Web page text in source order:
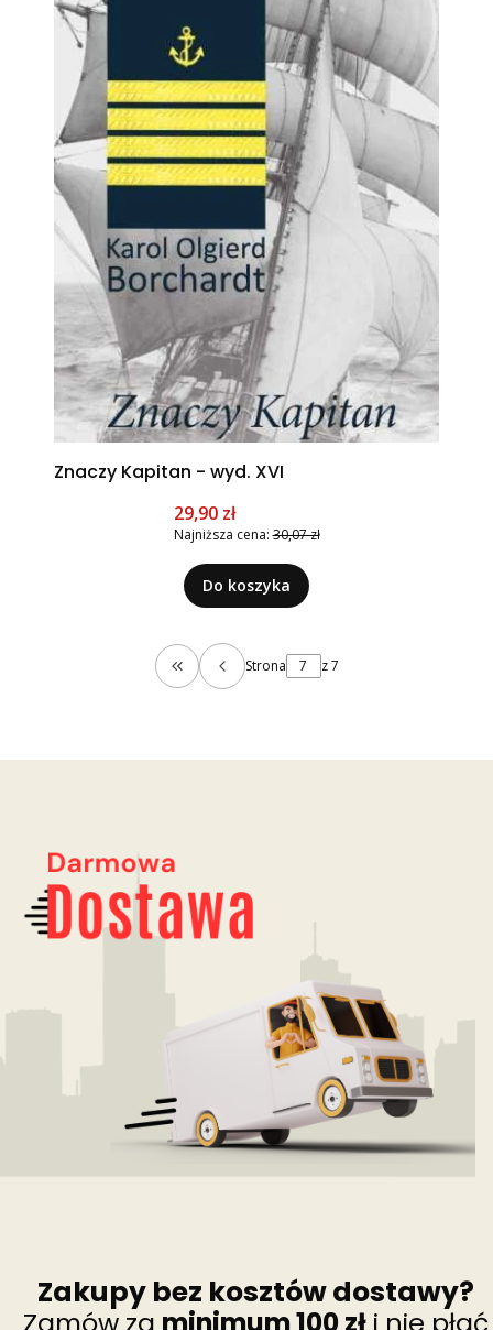
Znaczy Kapitan - wyd. XVI
Cena promocyjna
29,90 zł
Najniższa cena: 30,07 zł
Do koszyka
Wróć do pierwszej strony z produktami
Strona z 7
Zakupy bez kosztów dostawy?